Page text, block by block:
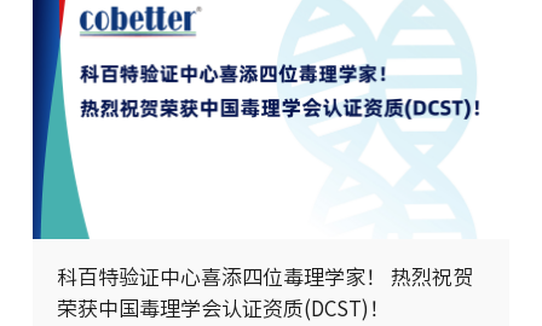
科百特验证中心喜添四位毒理学家！ 热烈祝贺
荣获中国毒理学会认证资质(DCST)！